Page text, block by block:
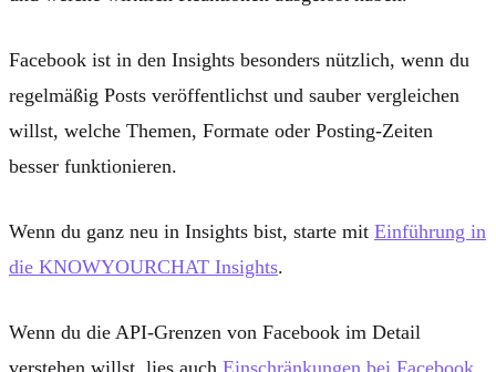
Facebook ist in den Insights besonders nützlich, wenn du
regelmäßig Posts veröffentlichst und sauber vergleichen
willst, welche Themen, Formate oder Posting-Zeiten
besser funktionieren.
Wenn du ganz neu in Insights bist, starte mit Einführung in
die KNOWYOURCHAT Insights.
Wenn du die API-Grenzen von Facebook im Detail
verstehen willst, lies auch Einschränkungen bei Facebook.